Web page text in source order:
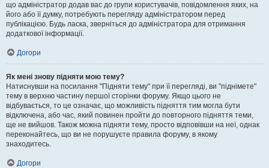
що адміністратор додав вас до групи користувачів, повідомлення яких, на
його або її думку, потребують перегляду адміністратором перед
публікацією. Будь ласка, зверніться до адміністратора для отримання
додаткової інформації.
Догори
Як мені знову підняти мою тему?
Натиснувши на посилання "Підняти тему" при її перегляді, ви "піднімете"
тему в верхню частину першої сторінки форуму. Якщо цього не
відбувається, то це означає, що можливість підняття тим могла бути
відключена, або час, який повинен пройти до повторного підняття теми,
ще не вийшов. Також можна підняти тему, просто відповівши на неї, однак
переконайтесь, що ви не порушуєте правила форуму, в якому
знаходитесь.
Догори